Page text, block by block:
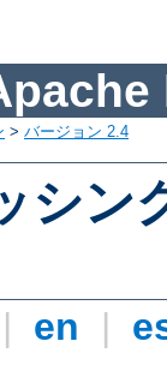
> バージョン 2.4
シン
| en |